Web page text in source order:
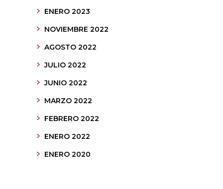
ENERO 2023
NOVIEMBRE 2022
AGOSTO 2022
JULIO 2022
JUNIO 2022
MARZO 2022
FEBRERO 2022
ENERO 2022
ENERO 2020